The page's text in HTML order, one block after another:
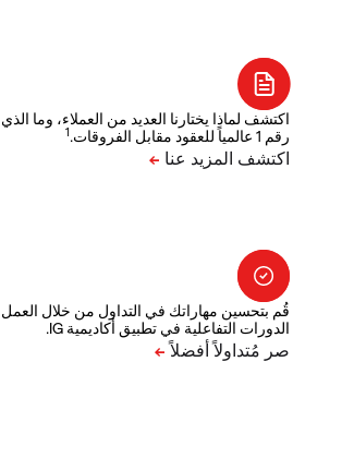
اكتشف لماذا يختارنا العديد من العملاء، وما الذي
رقم 1 عالمياً للعقود مقابل الفروقات.
1
قُم بتحسين مهاراتك في التداول من خلال
الدورات التفاعلية في تطبيق أكاديمية IG.